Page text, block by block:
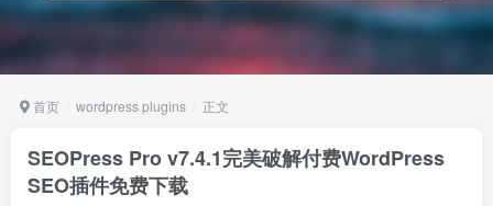
首页 wordpress plugins 正文
SEOPress Pro v7.4.1完美破解付费WordPress
SEO插件免费下载